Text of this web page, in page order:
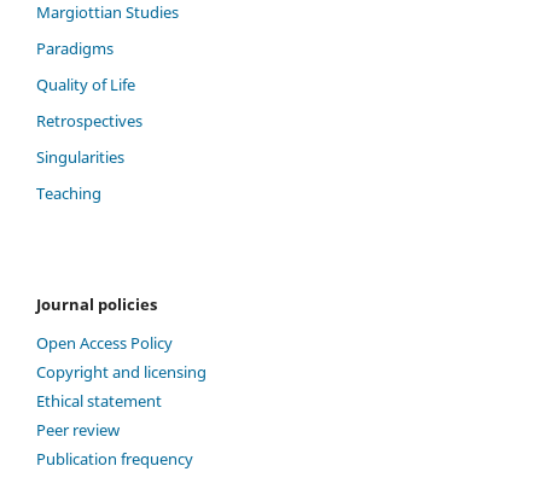
Margiottian Studies
Paradigms
Quality of Life
Retrospectives
Singularities
Teaching
Journal policies
Open Access Policy
Copyright and licensing
Ethical statement
Peer review
Publication frequency